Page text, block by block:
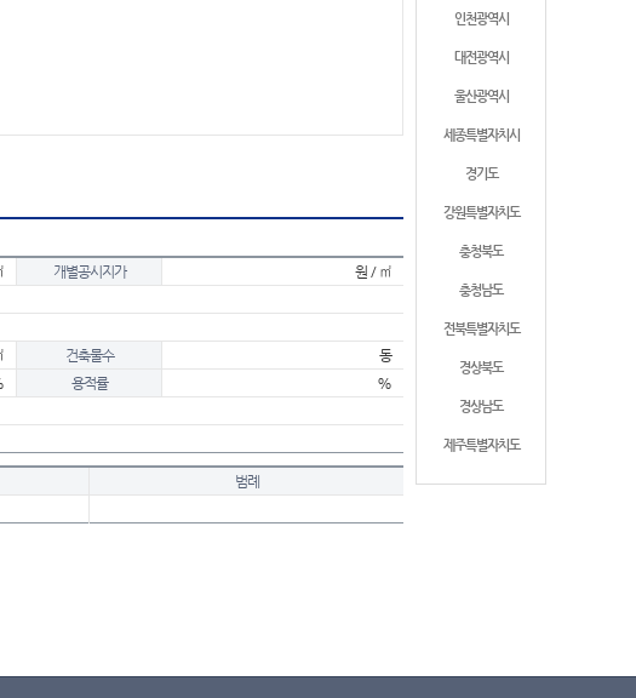
인천광역시
대전광역시
울산광역시
세종특별자치시
경기도
강원특별자치도
충청북도
충청남도
전북특별자치도
경상북도
경상남도
제주특별자치도
개별공시지가 원 / ㎡
건축물수
동
용적률
%
범례